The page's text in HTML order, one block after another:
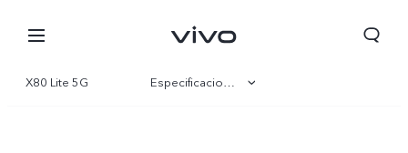
X80 Lite 5G Especificaciones